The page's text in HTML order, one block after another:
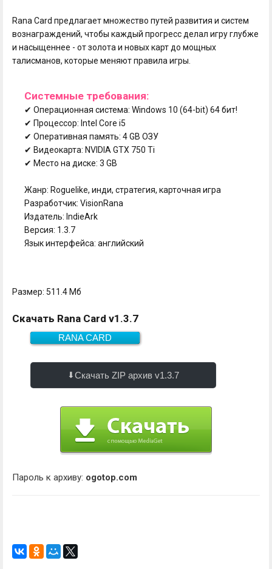
Rana Card предлагает множество путей развития и систем
вознаграждений, чтобы каждый прогресс делал игру глубже
и насыщеннее - от золота и новых карт до мощных
талисманов, которые меняют правила игры.
Системные требования:
✔ Операционная система: Windows 10 (64-bit) 64 бит!
✔ Процессор: Intel Core i5
✔ Оперативная память: 4 GB ОЗУ
✔ Видеокарта: NVIDIA GTX 750 Ti
✔ Место на диске: 3 GB
Жанр: Roguelike, инди, стратегия, карточная игра
Разработчик: VisionRana
Издатель: IndieArk
Версия: 1.3.7
Язык интерфейса: английский
Размер: 511.4 Мб
Скачать Rana Card v1.3.7
RANA CARD
511.4 Мб
Скачать
Скачать ZIP архив v1.3.7
Пароль к архиву: ogotop.com